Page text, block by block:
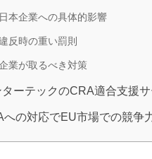
日本企業への具体的影響
反時の重い罰則
業が取るべき対策
ターテックのCRA適合支援
への対応でEU市場での競争